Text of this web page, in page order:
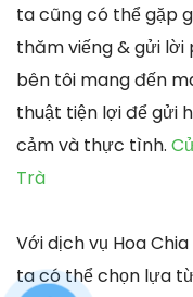
ta cũng có thể gặp
thăm viếng & gửi
bên tôi mang đến
thuật tiện lợi để gửi
cảm và thực tình.
Trà
Với dịch vụ Hoa
ta có thể chọn lựa